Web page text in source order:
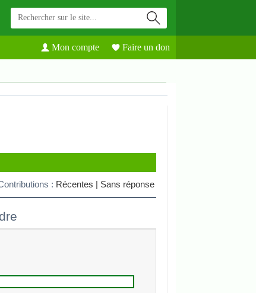
Mon compte Faire un don
: Récentes | Sans réponse